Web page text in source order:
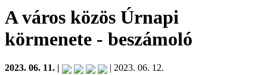
A város közös Úrnapi
körmenete - beszámoló
2023. 06. 11. | | 2023. 06. 12.